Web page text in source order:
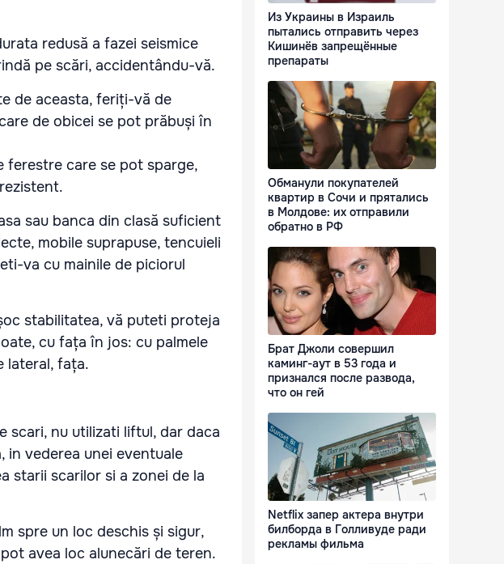
redusă a fazei seismice
pe scări, accidentându-vă.
de aceasta, feriți-vă de
de obicei se pot prăbuși în
ferestre care se pot sparge,
sau banca din clasă suficient
mobile suprapuse, tencuieli
va cu mainile de piciorul
stabilitatea, vă puteti proteja
cu fața în jos: cu palmele
lateral, fața.
scari, nu utilizati liftul, dar daca
in vederea unei eventuale
starii scarilor si a zonei de la
spre un loc deschis și sigur,
avea loc alunecări de teren.
Из Украины в Израиль
пытались отправить через
Кишинёв запрещённые
препараты
Обманули покупателей
квартир в Сочи и прятались
в Молдове: их отправили
обратно в РФ
Брат Джоли совершил
каминг-аут в 53 года и
признался после развода,
что он гей
Netflix запер актера внутри
билборда в Голливуде ради
рекламы фильма